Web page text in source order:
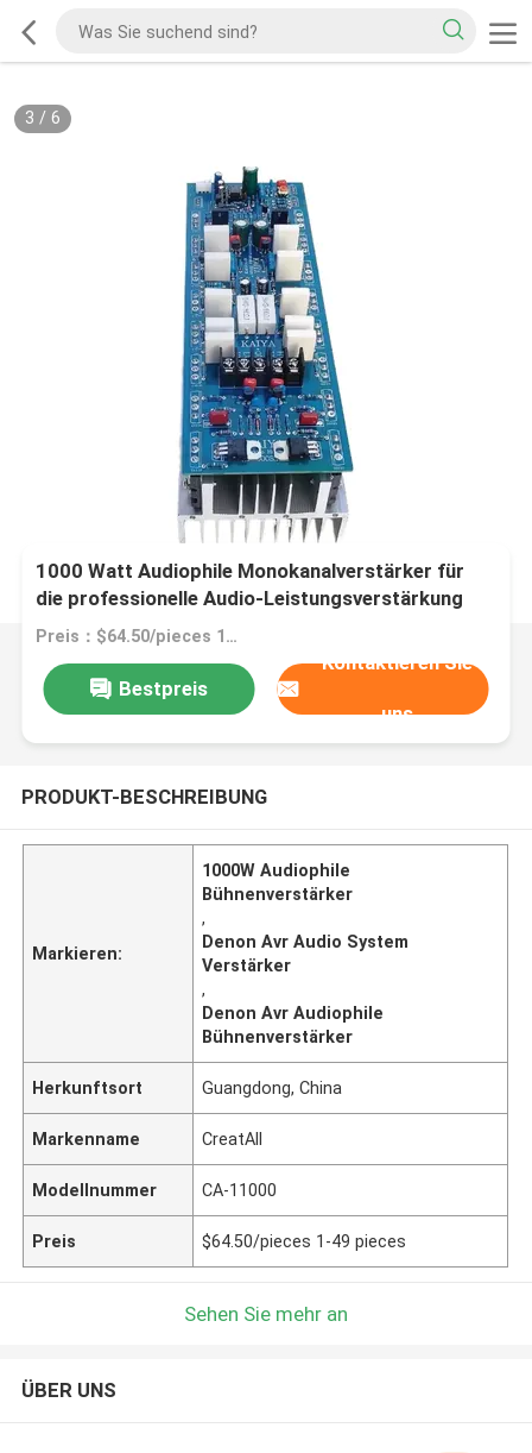
3 / 6
1000 Watt Audiophile Monokanalverstärker für
die professionelle Audio-Leistungsverstärkung
Preis：$64.50/pieces 1-49 pieces
Bestpreis
Kontaktieren Sie
uns
PRODUKT-BESCHREIBUNG
Markieren:
1000W Audiophile
Bühnenverstärker
,
Denon Avr Audio System
Verstärker
,
Denon Avr Audiophile
Bühnenverstärker
Herkunftsort Guangdong, China
Markenname CreatAll
Modellnummer CA-11000
Preis $64.50/pieces 1-49 pieces
Sehen Sie mehr an
ÜBER UNS